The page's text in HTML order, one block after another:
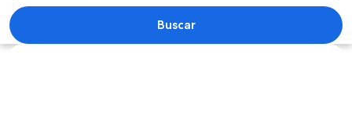
Buscar
Explorar mapa